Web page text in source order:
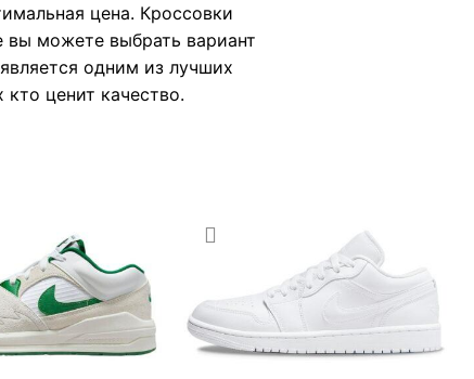
цена. Кроссовки
вы можете выбрать вариант
одним из лучших
ценит качество.